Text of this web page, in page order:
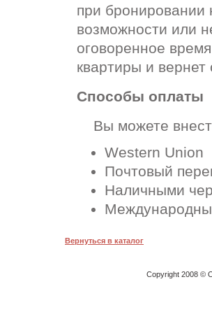
при
возможности или
оговоренное
квартиры и вернет
Способы оплаты
Вы можете
Western Union
Почтовый
Наличными
Вернуться в каталог
Copyright 2008 ©